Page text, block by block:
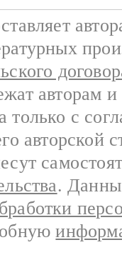
авторам
с
авторской
.